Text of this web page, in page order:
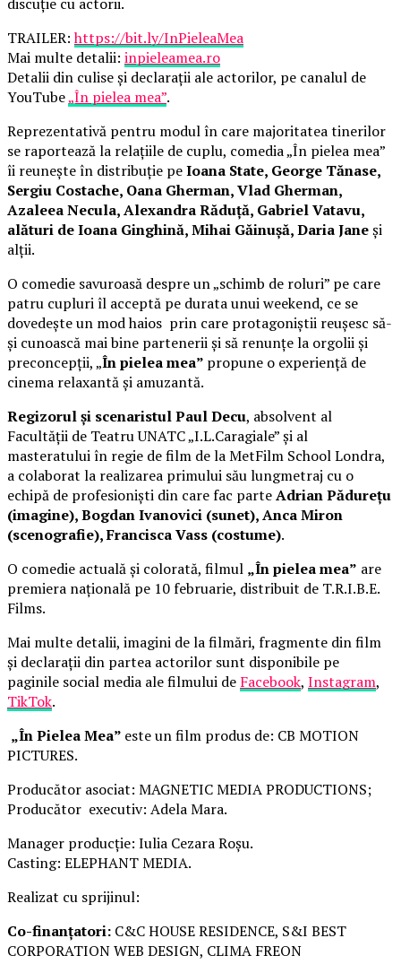
TRAILER:https://bit.ly/InPieleaMea
Mai multe detalii: inpieleamea.ro
Detalii din culise și declarații ale actorilor, pe canalul de
YouTube„În pielea mea”.
Reprezentativă pentru modul în care majoritatea tinerilor
se raportează la relațiile de cuplu, comedia „În pielea mea”
îi reunește în distribuție peIoana State, George Tănase,
Sergiu Costache, Oana Gherman, Vlad Gherman,
Azaleea Necula, Alexandra Răduță, Gabriel Vatavu,
alături de Ioana Ginghină, Mihai Găinușă, Daria Janeși
alții.
O comedie savuroasă despre un „schimb de roluri” pe care
patru cupluri îl acceptă pe durata unui weekend, ce se
dovedește un mod haios prin care protagoniștii reușesc să-
și cunoască mai bine partenerii și să renunțe la orgolii și
preconcepții, „În pielea mea” propune o experiență de
cinema relaxantă și amuzantă.
Regizorul și scenaristul Paul Decu, absolvent al
Facultății de Teatru UNATC „I.L.Caragiale” și al
masteratului în regie de film de la MetFilm School Londra,
a colaborat la realizarea primului său lungmetraj cu o
echipă de profesioniști din care fac parteAdrian Pădurețu
(imagine), Bogdan Ivanovici (sunet), Anca Miron
(scenografie), Francisca Vass (costume).
O comedie actuală și colorată, filmul „În pielea mea” are
premiera națională pe 10 februarie, distribuit de T.R.I.B.E.
Films.
Mai multe detalii, imagini de la filmări, fragmente din film
și declarații din partea actorilor sunt disponibile pe
paginile social media ale filmului de Facebook, Instagram,
TikTok.
„În Pielea Mea” este un film produs de: CB MOTION
PICTURES.
Producător asociat: MAGNETIC MEDIA PRODUCTIONS;
Producător executiv: Adela Mara.
Manager producție: Iulia Cezara Roșu.
Casting: ELEPHANT MEDIA.
Realizat cu sprijinul:
Co-finanțatori: C&C HOUSE RESIDENCE, S&I BEST
CORPORATION WEB DESIGN, CLIMA FREON